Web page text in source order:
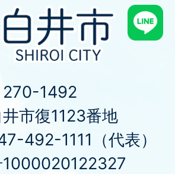
270-1492
市復1123番地
492-1111（代表）
1000020122327